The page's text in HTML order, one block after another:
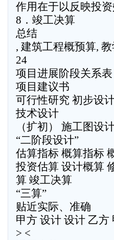
作用在于以反映投
8．竣工决算
总结
, 建筑工程概预算,
24
项目进展阶段关系表
项目建议书
可行性研究 初步设
技术设计
（扩初） 施工图设
“二阶段设计”
估算指标 概算指标
投资估算 设计概算
算 竣工决算
“三算”
贴近实际、准确
甲方 设计 设计 乙方
> <